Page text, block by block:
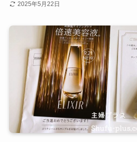
2025年5月22日